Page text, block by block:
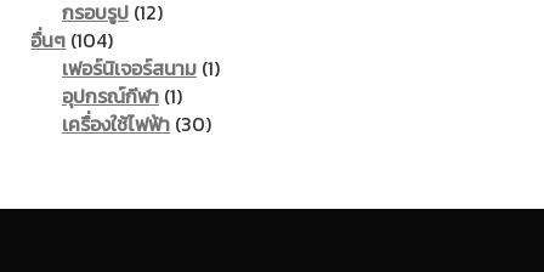
products
กรอบรูป 1212
อื่นๆ 104104
products
เฟอร์นิเจอร์สนาม 11
อุปกรณ์กีฬา 11
product
เครื่องใช้ไฟฟ้า 3030